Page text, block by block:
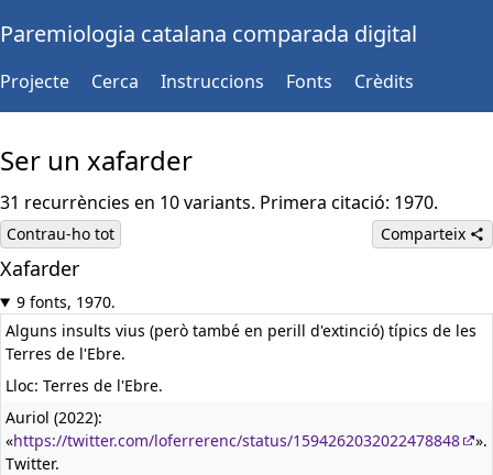
Paremiologia catalana comparada digital
Projecte Cerca Instruccions Fonts Crèdits
Ser un xafarder
31 recurrències en 10 variants. Primera citació: 1970.
Contrau-ho tot Comparteix
Xafarder
9 fonts, 1970.
Alguns insults vius (però també en perill d'extinció) típics de les
Terres de l'Ebre.
Lloc: Terres de l'Ebre.
Auriol (2022):
«https://twitter.com/loferrerenc/status/1594262032022478848
».
Twitter.